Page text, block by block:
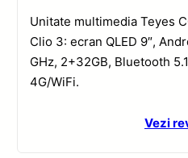
Unitate multimedia Teyes
Clio 3: ecran QLED 9″,
GHz, 2+32GB, Bluetooth
4G/WiFi.
Vezi